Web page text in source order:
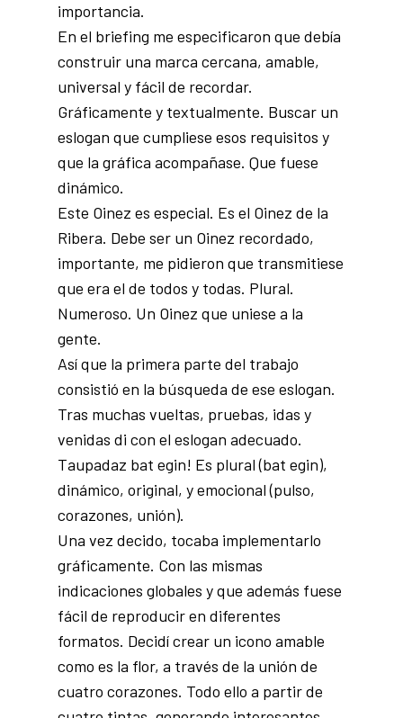
importancia.
En el briefing me especificaron que debía
construir una marca cercana, amable,
universal y fácil de recordar.
Gráficamente y textualmente. Buscar un
eslogan que cumpliese esos requisitos y
que la gráfica acompañase. Que fuese
dinámico.
Este Oinez es especial. Es el Oinez de la
Ribera. Debe ser un Oinez recordado,
importante, me pidieron que transmitiese
que era el de todos y todas. Plural.
Numeroso. Un Oinez que uniese a la
gente.
Así que la primera parte del trabajo
consistió en la búsqueda de ese eslogan.
Tras muchas vueltas, pruebas, idas y
venidas di con el eslogan adecuado.
Taupadaz bat egin! Es plural (bat egin),
dinámico, original, y emocional (pulso,
corazones, unión).
Una vez decido, tocaba implementarlo
gráficamente. Con las mismas
indicaciones globales y que además fuese
fácil de reproducir en diferentes
formatos. Decidí crear un icono amable
como es la flor, a través de la unión de
cuatro corazones. Todo ello a partir de